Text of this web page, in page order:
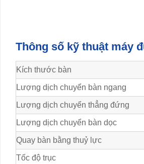
Thông số kỹ thuật máy
Kích thước bàn
Lượng dịch chuyển bàn ngang
Lượng dịch chuyển thẳng đứng
Lượng dịch chuyển bàn dọc
Quay bàn bằng thuỷ lực
Tốc độ trục